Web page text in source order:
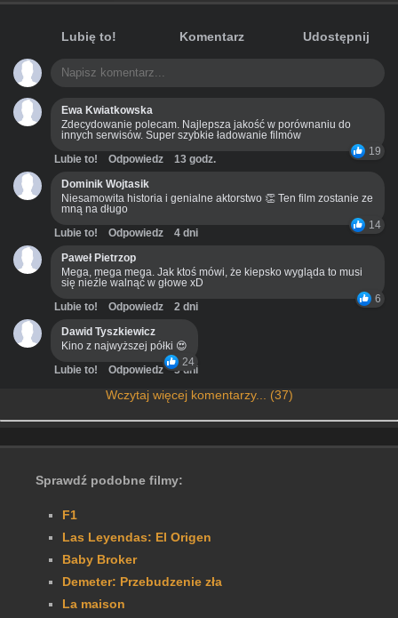
Lubię to! Komentarz Udostępnij
Ewa Kwiatkowska
Zdecydowanie polecam. Najlepsza jakość w porównaniu do
innych serwisów. Super szybkie ładowanie filmów
19
Lubie to! Odpowiedz
13 godz.
Dominik Wojtasik
Niesamowita historia i genialne aktorstwo 👏 Ten film zostanie ze
mną na długo
14
Lubie to! Odpowiedz
4 dni
Paweł Pietrzop
Mega, mega mega. Jak ktoś mówi, że kiepsko wygląda to musi
się nieźle walnąć w głowe xD
6
Lubie to! Odpowiedz
2 dni
Dawid Tyszkiewicz
Kino z najwyższej półki 😍
24
Lubie to! Odpowiedz 3 dni
Wczytaj więcej komentarzy... (37)
Sprawdź podobne filmy:
F1
Las Leyendas: El Origen
Baby Broker
Demeter: Przebudzenie zła
La maison